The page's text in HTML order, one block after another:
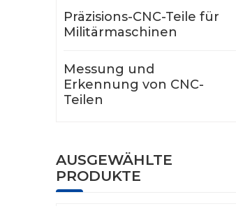
Präzisions-CNC-Teile für
Militärmaschinen
Messung und
Erkennung von CNC-
Teilen
AUSGEWÄHLTE
PRODUKTE